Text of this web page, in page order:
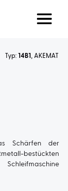
Typ:14B1, AKEMAT
Schärfen der
bestückten